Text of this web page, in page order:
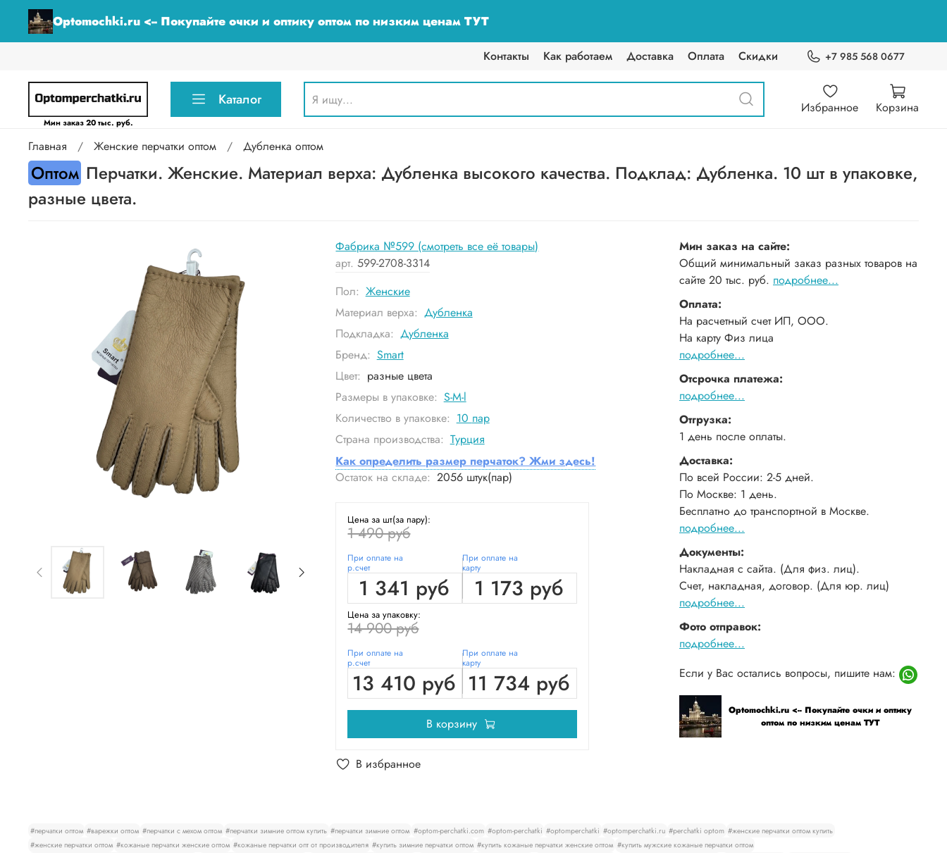
Optomochki.ru <-- Покупайте очки и оптику оптом по низким ценам ТУТ
Контакты Как работаем Доставка Оплата Скидки +7 985 568 0677
Мин заказ 20 тыс. руб.
Каталог Избранное Корзина
Главная Женские перчатки оптом Дубленка оптом
Оптом Перчатки. Женские. Материал верха: Дубленка высокого качества. Подклад: Дубленка. 10 шт в упаковке,
разные цвета.
Фабрика №599 (смотреть все её товары)
арт.599-2708-3314
Пол: Женские
Материал верха: Дубленка
Подкладка: Дубленка
Бренд: Smart
Цвет: разные цвета
Размеры в упаковке: S-M-l
Количество в упаковке: 10 пар
Страна производства: Турция
Как определить размер перчаток? Жми здесь!
Остаток на складе: 2056 штук(пар)
Цена за шт(за пару):
1 490 руб
При оплате на
р.счет
1 341 руб
При оплате на
карту
1 173 руб
Цена за упаковку:
14 900 руб
При оплате на
р.счет
13 410 руб
При оплате на
карту
11 734 руб
В корзину
В избранное
Мин заказ на сайте:
Общий минимальный заказ разных товаров на
сайте 20 тыс. руб. подробнее...
Оплата:
На расчетный счет ИП, ООО.
На карту Физ лица
подробнее...
Отсрочка платежа:
подробнее...
Отгрузка:
1 день после оплаты.
Доставка:
По всей России: 2-5 дней.
По Москве: 1 день.
Бесплатно до транспортной в Москве.
подробнее...
Документы:
Накладная с сайта. (Для физ. лиц).
Счет, накладная, договор. (Для юр. лиц)
подробнее...
Фото отправок:
подробнее...
Если у Вас остались вопросы, пишите нам:
Optomochki.ru <-- Покупайте очки и оптику
оптом по низким ценам ТУТ
#перчатки оптом #варежки оптом #перчатки с мехом оптом #перчатки зимние оптом купить #перчатки зимние оптом #optom-perchatki.com #optom-perchatki #optomperchatki #optomperchatki.ru #perchatki optom #женские перчатки оптом купить
#женские перчатки оптом #кожаные перчатки женские оптом #кожаные перчатки опт от производителя #купить зимние перчатки оптом #купить кожаные перчатки женские оптом #купить мужские кожаные перчатки оптом